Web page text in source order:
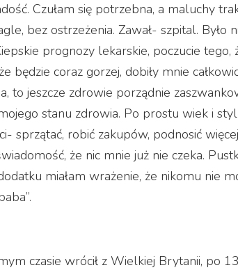
Czułam się potrzebna, a maluchy
bez ostrzeżenia. Zawał- szpital. Było
prognozy lekarskie, poczucie tego,
będzie coraz gorzej, dobiły mnie
to jeszcze zdrowie porządnie
stanu zdrowia. Po prostu wiek i
sprzątać, robić zakupów, podnosić
że nic mnie już nie czeka.
miałam wrażenie, że nikomu nie
czasie wrócił z Wielkiej Brytanii, po 13